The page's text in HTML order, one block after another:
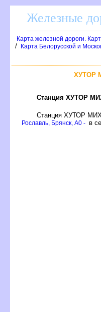
Железные
Карта железной дороги.
/ Карта Белорусской и
ХУТОР
Станция ХУТОР
Станция ХУТОР
Рославль, Брянск, A0 -